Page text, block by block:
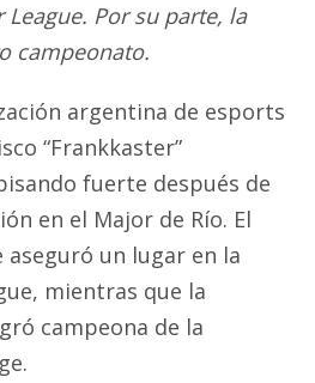
Por su parte, la
campeonato.
argentina de esports
“Frankkaster”
fuerte después de
en el Major de Río. El
un lugar en la
mientras que la
campeona de la